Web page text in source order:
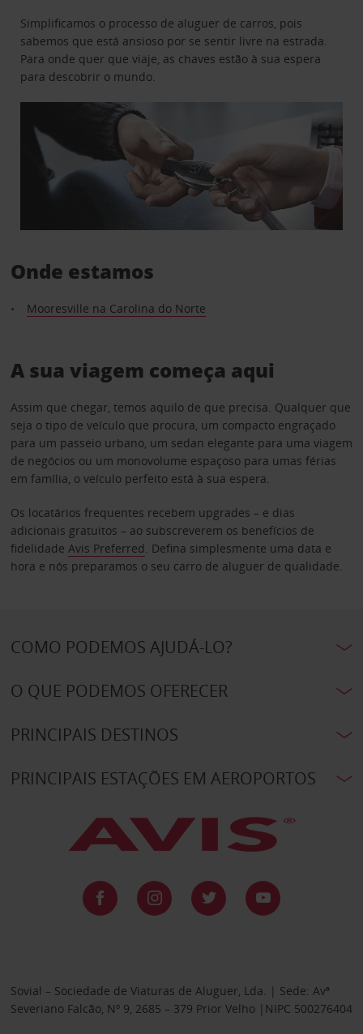
Simplificamos o processo de aluguer de carros, pois
sabemos que está ansioso por se sentir livre na estrada.
Para onde quer que viaje, as chaves estão à sua espera
para descobrir o mundo.
Onde estamos
Mooresville na Carolina do Norte
A sua viagem começa aqui
Assim que chegar, temos aquilo de que precisa. Qualquer que
seja o tipo de veículo que procura, um compacto engraçado
para um passeio urbano, um sedan elegante para uma viagem
de negócios ou um monovolume espaçoso para umas férias
em família, o veículo perfeito está à sua espera.
Os locatários frequentes recebem upgrades – e dias
adicionais gratuitos – ao subscreverem os benefícios de
fidelidade Avis Preferred. Defina simplesmente uma data e
hora e nós preparamos o seu carro de aluguer de qualidade.
COMO PODEMOS AJUDÁ-LO?
O QUE PODEMOS OFERECER
PRINCIPAIS DESTINOS
PRINCIPAIS ESTAÇÕES EM AEROPORTOS
Sovial – Sociedade de Viaturas de Aluguer, Lda. | Sede: Avª
Severiano Falcão, Nº 9, 2685 – 379 Prior Velho |NIPC 500276404